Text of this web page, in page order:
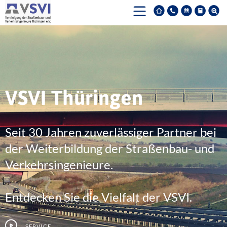
VSVI Thüringen
Seit 30 Jahren zuverlässiger Partner bei
der Weiterbildung der Straßenbau- und
Verkehrsingenieure.
Entdecken Sie die Vielfalt der VSVI.